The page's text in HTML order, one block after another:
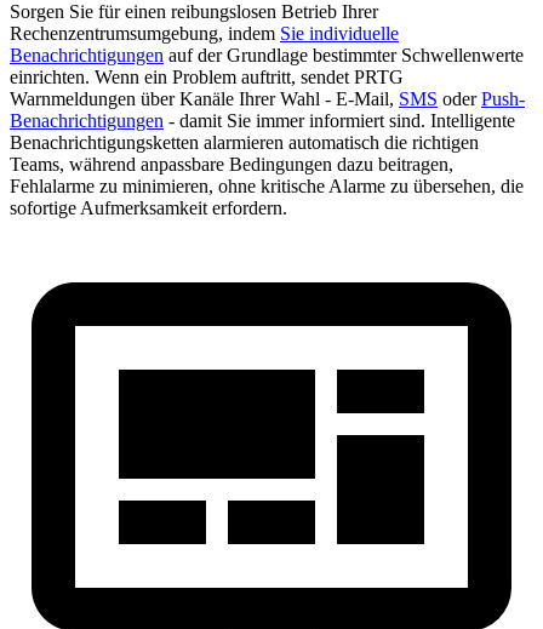
Sorgen Sie für einen reibungslosen Betrieb Ihrer
Rechenzentrumsumgebung, indem Sie individuelle
Benachrichtigungen auf der Grundlage bestimmter Schwellenwerte
einrichten. Wenn ein Problem auftritt, sendet PRTG
Warnmeldungen über Kanäle Ihrer Wahl - E-Mail, SMS oderPush-
Benachrichtigungen - damit Sie immer informiert sind. Intelligente
Benachrichtigungsketten alarmieren automatisch die richtigen
Teams, während anpassbare Bedingungen dazu beitragen,
Fehlalarme zu minimieren, ohne kritische Alarme zu übersehen, die
sofortige Aufmerksamkeit erfordern.